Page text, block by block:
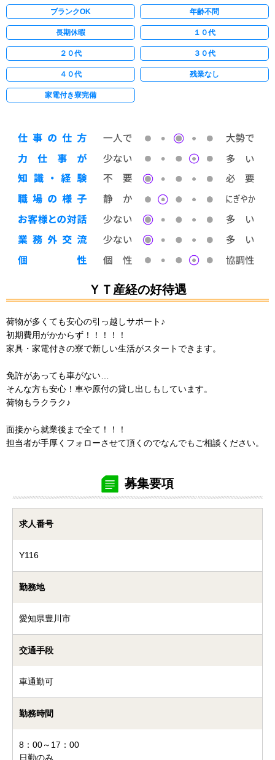
ブランクOK 年齢不問
長期休暇 １０代
２０代 ３０代
４０代 残業なし
家電付き寮完備
ＹＴ産経の好待遇
荷物が多くても安心の引っ越しサポート♪
初期費用がかからず！！！！！
家具・家電付きの寮で新しい生活がスタートできます。
免許があっても車がない…
そんな方も安心！車や原付の貸し出しもしています。
荷物もラクラク♪
面接から就業後まで全て！！！
担当者が手厚くフォローさせて頂くのでなんでもご相談ください。
募集要項
求人番号
Y116
勤務地
愛知県豊川市
交通手段
車通勤可
勤務時間
8：00～17：00
日勤のみ